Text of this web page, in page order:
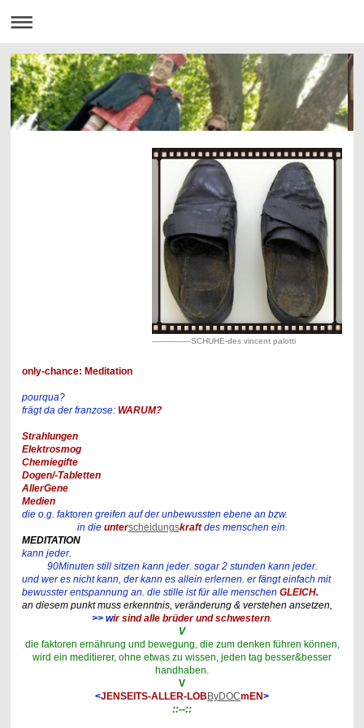
----------------SCHUHE-des vincent palotti
only-chance: Meditation
pourqua?
frägt da der franzose: WARUM?
Strahlungen
Elektrosmog
Chemiegifte
Dogen/-Tabletten
AllerGene
Medien
die o.g. faktoren greifen auf der unbewussten ebene an bzw.
in die unterscheidungskraft des menschen ein.
MEDITATION
kann jeder.
90Minuten still sitzen kann jeder. sogar 2 stunden kann jeder.
und wer es nicht kann, der kann es allein erlernen. er fängt einfach mit
bewusster entspannung an. die stille ist für alle menschen GLEICH.
an diesem punkt muss erkenntnis, veränderung & verstehen ansetzen,
>> wir sind alle brüder und schwestern
V
die faktoren ernährung und bewegung, die zum denken führen können,
wird ein meditierer, ohne etwas zu wissen, jeden tag besser&besser
handhaben.
V
<JENSEITS-ALLER-LOBByDOCmEN>
::--::